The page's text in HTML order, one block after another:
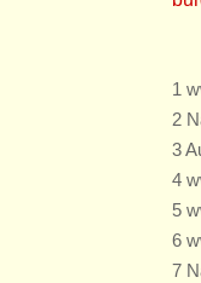
1
2
3
4
5
6
7